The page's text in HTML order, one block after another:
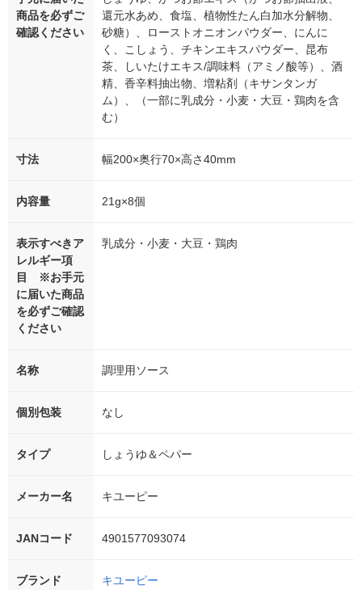
商品を必ずご
確認ください
還元水あめ、食塩、植物性たん白加水分解物、
砂糖）、ローストオニオンパウダー、にんに
く、こしょう、チキンエキスパウダー、昆布
茶、しいたけエキス/調味料（アミノ酸等）、酒
精、香辛料抽出物、増粘剤（キサンタンガ
ム）、（一部に乳成分・小麦・大豆・鶏肉を含
む）
寸法 幅200×奥行70×高さ40mm
内容量 21g×8個
表示すべきア
レルギー項
目 ※お手元
に届いた商品
を必ずご確認
ください
乳成分・小麦・大豆・鶏肉
名称 調理用ソース
個別包装 なし
タイプ しょうゆ＆ペパー
メーカー名 キユーピー
JANコード 4901577093074
ブランド キユーピー